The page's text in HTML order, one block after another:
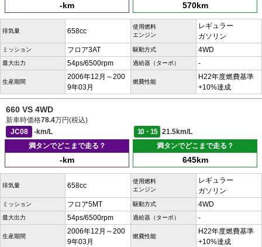
-km 570km
排気量 658cc
使用燃料
エンジン
レギュラー
ガソリン
ミッション フロア3AT 駆動方式 4WD
最大出力 54ps/6500rpm 過給器（ターボ） -
生産期間
2006年12月～200
9年03月
燃費性能
H22年度燃費基準
+10%達成
660 VS 4WD
新車時価格78.4万円(税込)
JC08
-km/L 10・15
21.5km/L
満タンでどこまで走る？
-km
満タンでどこまで走る？
645km
排気量 658cc
使用燃料
エンジン
レギュラー
ガソリン
ミッション フロア5MT 駆動方式 4WD
最大出力 54ps/6500rpm 過給器（ターボ） -
生産期間
2006年12月～200
9年03月
燃費性能
H22年度燃費基準
+10%達成